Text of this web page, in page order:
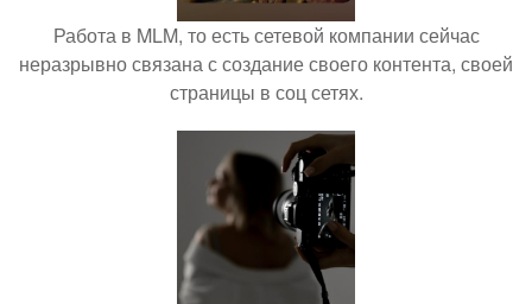
Работа в MLM, то есть сетевой компании сейчас
неразрывно связана с создание своего контента, своей
страницы в соц сетях.